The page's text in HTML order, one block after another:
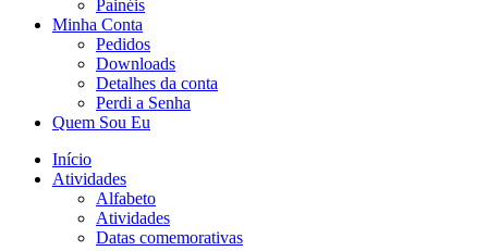
Painéis
Minha Conta
Pedidos
Downloads
Detalhes da conta
Perdi a Senha
Quem Sou Eu
Início
Atividades
Alfabeto
Atividades
Datas comemorativas